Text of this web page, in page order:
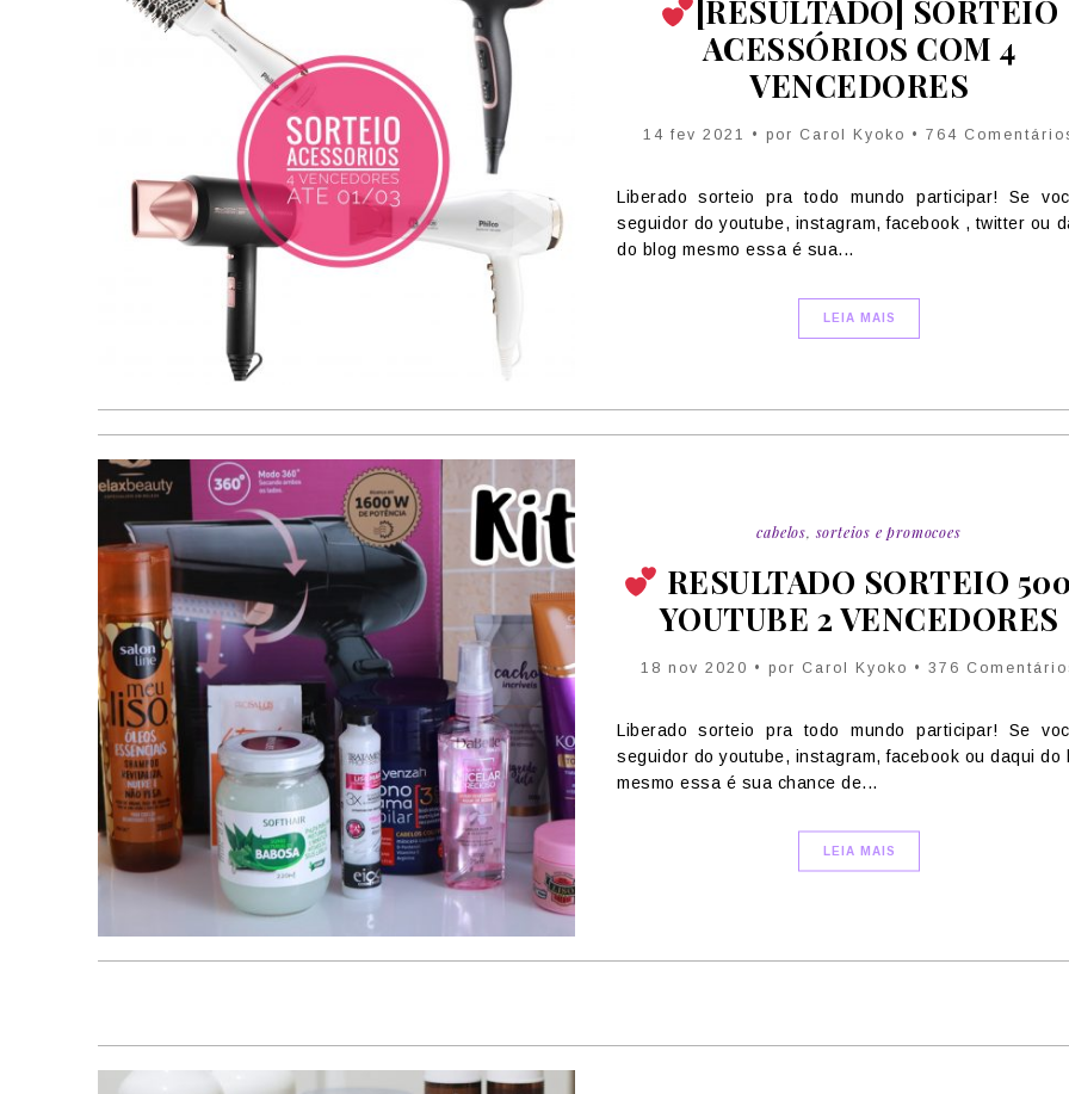
[RESULTADO] SORTEIO
ACESSÓRIOS COM 4
VENCEDORES
14 fev 2021 • por Carol Kyoko • 764
Liberado sorteio pra todo mundo participar! Se
seguidor do youtube, instagram, facebook , twitter ou
do blog mesmo essa é sua...
LEIA MAIS
cabelos,sorteios e promocoes
RESULTADO SORTEIO
YOUTUBE 2 VENCEDORES
18 nov 2020 • por Carol Kyoko • 376
Liberado sorteio pra todo mundo participar! Se
seguidor do youtube, instagram, facebook ou daqui do
mesmo essa é sua chance de...
LEIA MAIS